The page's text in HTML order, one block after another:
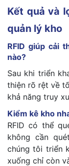
Kết quả và
quản lý kho
RFID giúp cải
nào?
Sau khi triển
thiện rõ rệt về
khả năng truy
Kiểm kê kho
RFID có thể
không cần
chúng tôi triển
xuống chỉ còn